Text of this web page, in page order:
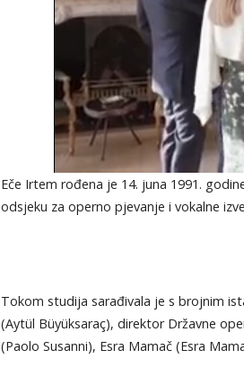
Eče Irtem rođena je 14. juna 1991.
odsjeku za operno pjevanje i vokalne
Tokom studija sarađivala je s brojnim
(Aytül Büyüksaraç), direktor Državne
(Paolo Susanni), Esra Mamač (Esra